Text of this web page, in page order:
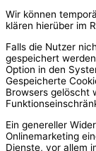
Wir können
klären hierüber im
Falls die Nutzer
gespeichert
Option in den
Gespeicherte
Browsers gelöscht
Ein genereller
Onlinemarketing
Dienste, vor allem